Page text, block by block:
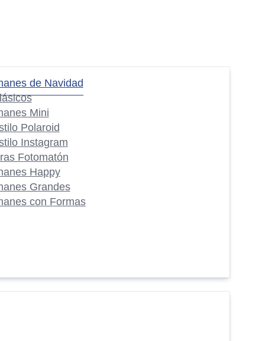
de Navidad
Mini
Polaroid
Instagram
Fotomatón
Happy
Grandes
con Formas